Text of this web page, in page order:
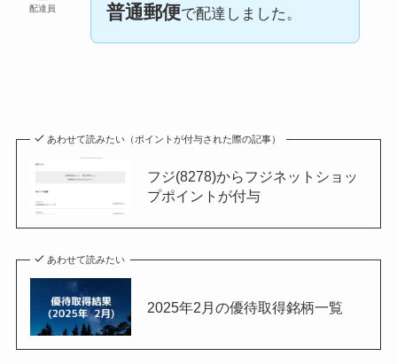
配達員 普通郵便で配達しました。
あわせて読みたい（ポイントが付与された際の記事）
フジ(8278)からフジネットショッ
プポイントが付与
あわせて読みたい
2025年2月の優待取得銘柄一覧